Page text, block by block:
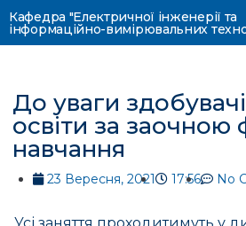
Кафедра "Електричної інженерії та
інформаційно-вимірювальних
До уваги
освіти за
навчання
23 Вересня, 2021 17:56 No